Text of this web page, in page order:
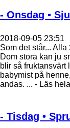
- Onsdag ▪
2018-09-05 23:51
Som det står...
Dom stora kan ju
blir så
babymist på
andas. ... - Läs
- Tisdag •